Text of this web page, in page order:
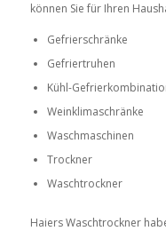
können Sie für Ihren
Gefrierschränke
Gefriertruhen
Kühl-
Weinklimaschränke
Waschmaschinen
Trockner
Waschtrockner
Haiers Waschtrockner